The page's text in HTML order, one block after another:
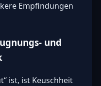
Empfindungen
und
ist, ist Keuschheit